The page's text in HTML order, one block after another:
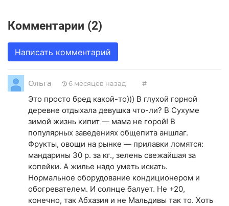
Комментарии (2)
Написать комментарий
Ольга 6 месяцев назад #
Это просто бред какой-то))) В глухой горной
деревне отдыхала девушка что-ли? В Сухуме
зимой жизнь кипит — мама не горой! В
популярных заведениях общепита аншлаг.
Фрукты, овощи на рынке — прилавки ломятся:
мандарины 30 р. за кг., зелень свежайшая за
копейки. А жилье надо уметь искать.
Нормальное оборудование кондиционером и
обогревателем. И солнце балует. Не +20,
конечно, так Абхазия и не Мальдивы так то. Хоть